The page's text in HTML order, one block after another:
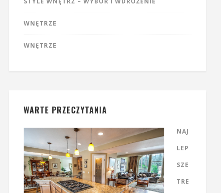
WNĘTRZE
WNĘTRZE
WARTE PRZECZYTANIA
NAJ
LEP
SZE
TRE